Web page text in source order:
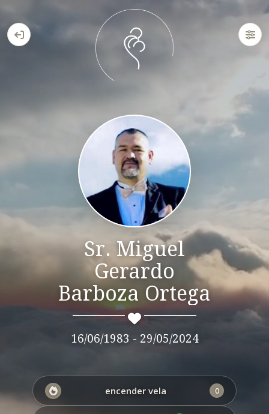
Sr. Miguel
Gerardo
Barboza Ortega
16/06/1983 - 29/05/2024
encender vela 0